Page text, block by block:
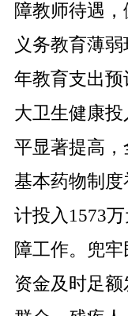
障教师待遇
义务教育薄
年教育支出预
大卫生健康
平显著提高，
基本药物制
计投入 1573万
障工作。兜
资金及时足